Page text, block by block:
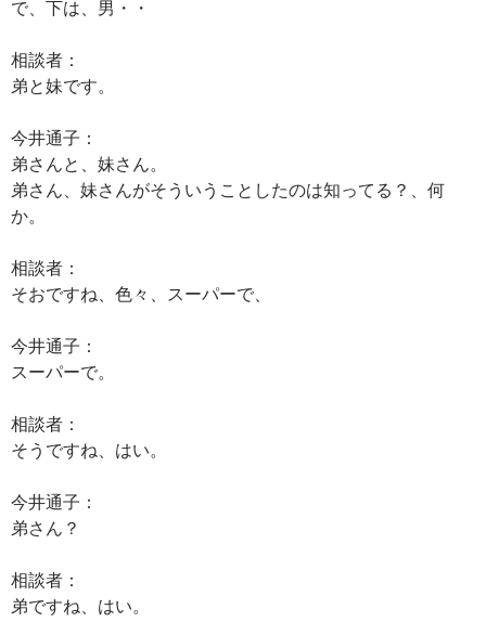
で、下は、男・・
相談者：
弟と妹です。
今井通子：
弟さんと、妹さん。
弟さん、妹さんがそういうことしたのは知ってる？、何
か。
相談者：
そおですね、色々、スーパーで、
今井通子：
スーパーで。
相談者：
そうですね、はい。
今井通子：
弟さん？
相談者：
弟ですね、はい。